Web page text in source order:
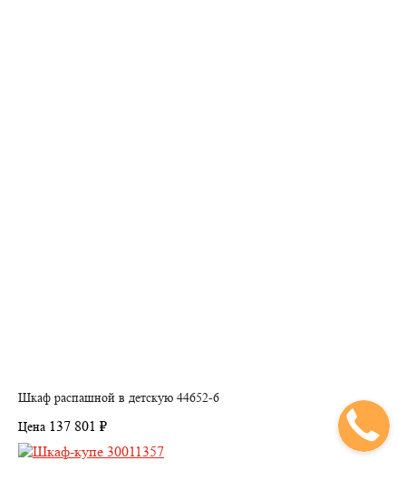
Шкаф распашной в детскую 44652-6
Цена 137 801 ₽